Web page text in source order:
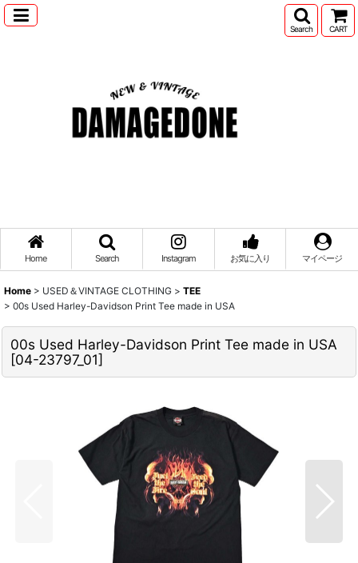
Search CART
Home Search Instagram お気に入り マイページ
Home > USED＆VINTAGE CLOTHING > TEE
> 00s Used Harley-Davidson Print Tee made in USA
00s Used Harley-Davidson Print Tee made in USA
[04-23797_01]